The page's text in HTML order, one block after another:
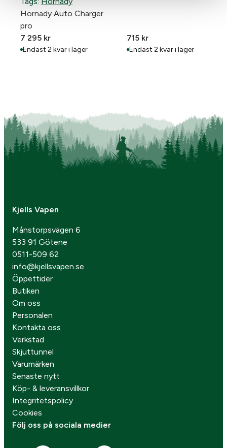
Hornady Auto Charger
pro
7 295 kr
Endast 2 kvar i lager
715 kr
Endast 2 kvar i lager
Kjells Vapen
Månstorpsvägen 6
533 91 Götene
0511-509 62
info@kjellsvapen.se
Öppettider
Butiken
Om oss
Personalen
Kontakta oss
Verkstad
Skjuttunnel
Varumärken
Senaste nytt
Köp- & leveransvillkor
Integritetspolicy
Cookies
Följ oss på sociala medier